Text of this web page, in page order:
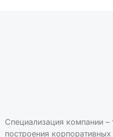
Специализация компании
построения